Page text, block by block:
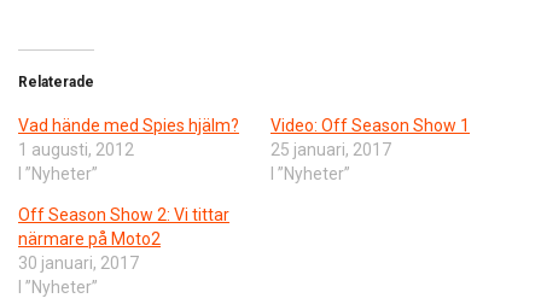
Relaterade
Vad hände med Spies hjälm?
1 augusti, 2012
I ”Nyheter”
Video: Off Season Show 1
25 januari, 2017
I ”Nyheter”
Off Season Show 2: Vi tittar
närmare på Moto2
30 januari, 2017
I ”Nyheter”